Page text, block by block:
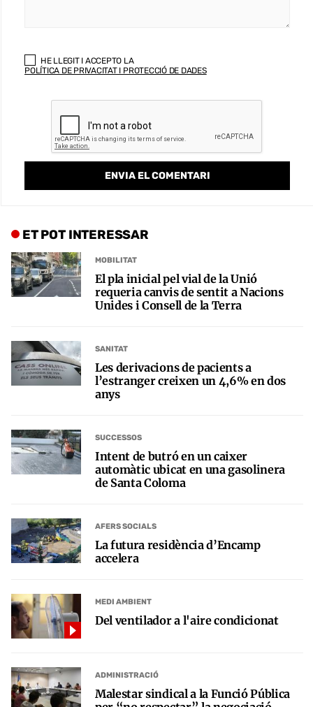
HE LLEGIT I ACCEPTO LA
POLÍTICA DE PRIVACITAT I PROTECCIÓ DE DADES
ET POT INTERESSAR
MOBILITAT
El pla inicial pel vial de la Unió
requeria canvis de sentit a Nacions
Unides i Consell de la Terra
SANITAT
Les derivacions de pacients a
l’estranger creixen un 4,6% en dos
anys
SUCCESSOS
Intent de butró en un caixer
automàtic ubicat en una gasolinera
de Santa Coloma
AFERS SOCIALS
La futura residència d’Encamp
accelera
MEDI AMBIENT
Del ventilador a l'aire condicionat
ADMINISTRACIÓ
Malestar sindical a la Funció Pública